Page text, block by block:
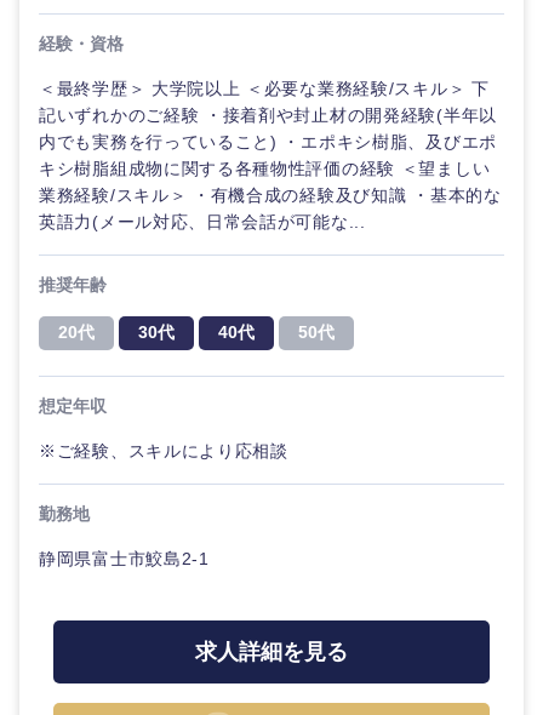
管理
SCM
人事
マーケテ
ティブ
コンサル
（IT）、
Webサー
新規事業企画・立上げ
M&A・事業投資
経営企画
SCM
人事
マーケティング
営業
サービス
クリエイティブ
コンサルタント
専門職
技術職（IT）、Webサービス・制作、ゲーム
素材・化学・金属
食品・化粧品・アパレル・消費財
メディカル・ヘルスケア・ライフサイエンス
宮城県
福島県
関東地方
フリーワード
こだわり条件を入力ください
スタートアップ企
業
外資系企業
経験・資格
＜最終学歴＞ 大学院以上 ＜必要な業務経験/スキル＞ 下
記いずれかのご経験 ・接着剤や封止材の開発経験(半年以
内でも実務を行っていること) ・エポキシ樹脂、及びエポ
キシ樹脂組成物に関する各種物性評価の経験 ＜望ましい
業務経験/スキル＞ ・有機合成の経験及び知識 ・基本的な
英語力(メール対応、日常会話が可能な...
推奨年齢
20代 30代 40代 50代
想定年収
※ご経験、スキルにより応相談
勤務地
静岡県富士市鮫島2-1
求人詳細を見る